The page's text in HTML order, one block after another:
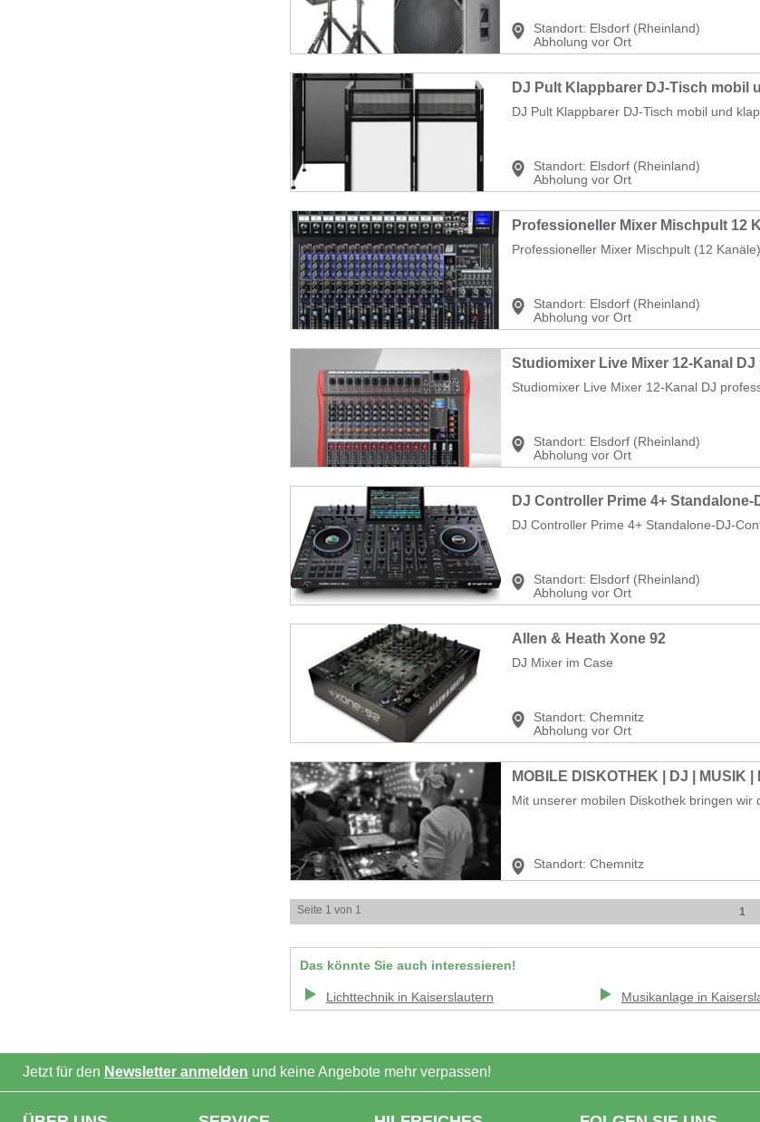
Standort: Elsdorf (Rheinland)
Abholung vor Ort
DJ Pult Klappbarer DJ-Tisch mobil und
Standort: Elsdorf (Rheinland)
Abholung vor Ort
Professioneller Mixer Mischpult (12
Standort: Elsdorf (Rheinland)
Abholung vor Ort
Studiomixer Live Mixer 12-Kanal DJ
Standort: Elsdorf (Rheinland)
Abholung vor Ort
DJ Controller Prime 4+ Standalone-DJ-
Standort: Elsdorf (Rheinland)
Abholung vor Ort
Allen & Heath Xone 92
DJ Mixer im Case
Standort: Chemnitz
Abholung vor Ort
MOBILE DISKOTHEK | DJ | MUSIK |
Mit unserer mobilen Diskothek bringen wir
Standort: Chemnitz
Seite 1 von 1 1
Das könnte Sie auch interessieren!
Lichttechnik in Kaiserslautern Musikanlage in
Jetzt für den Newsletter anmelden und keine Angebote mehr verpassen!